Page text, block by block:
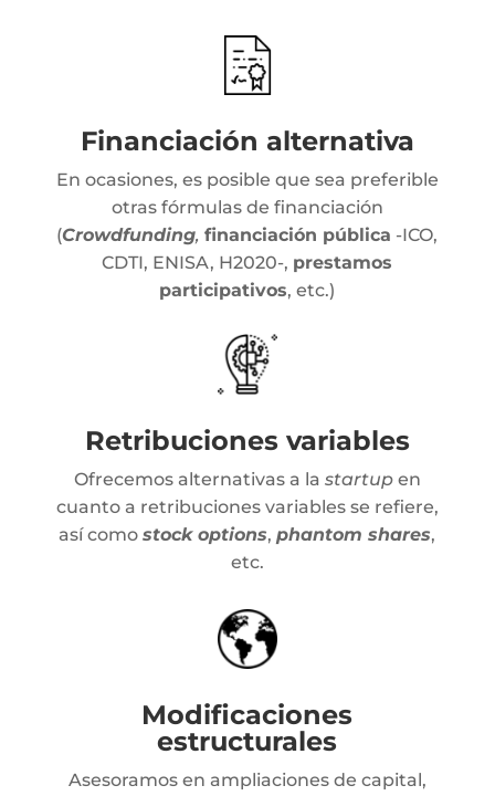
Financiación alternativa
En ocasiones, es posible que sea preferible
otras fórmulas de financiación
(Crowdfunding, financiación pública -ICO,
CDTI, ENISA, H2020-, prestamos
participativos, etc.)
Retribuciones variables
Ofrecemos alternativas a la startupen
cuanto a retribuciones variables se refiere,
así comostock options,phantom shares,
etc.
Modificaciones
estructurales
Asesoramos en ampliaciones de capital,